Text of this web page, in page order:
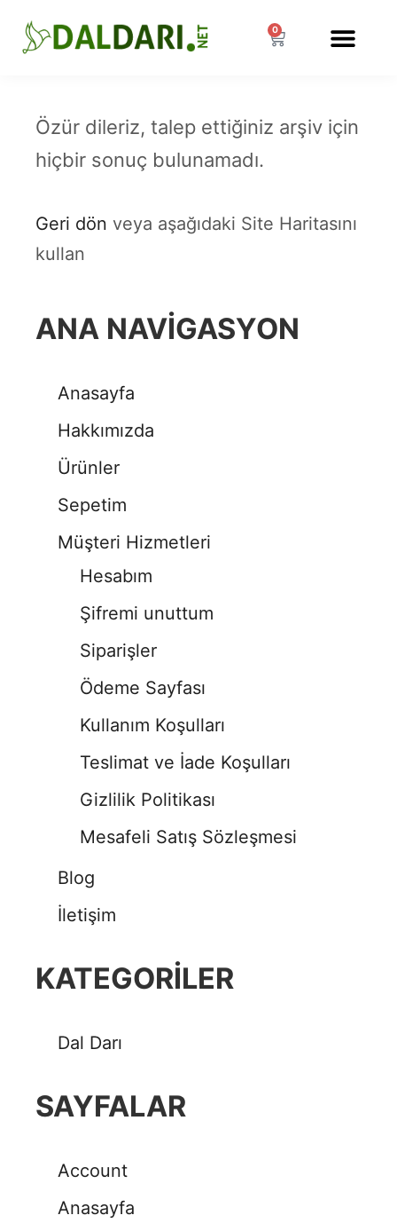
0
Özür dileriz, talep ettiğiniz arşiv için
hiçbir sonuç bulunamadı.
Geri dön veya aşağıdaki Site Haritasını
kullan
ANA NAVIGASYON
Anasayfa
Hakkımızda
Ürünler
Sepetim
Müşteri Hizmetleri
Hesabım
Şifremi unuttum
Siparişler
Ödeme Sayfası
Kullanım Koşulları
Teslimat ve İade Koşulları
Gizlilik Politikası
Mesafeli Satış Sözleşmesi
Blog
İletişim
KATEGORILER
Dal Darı
SAYFALAR
Account
Anasayfa